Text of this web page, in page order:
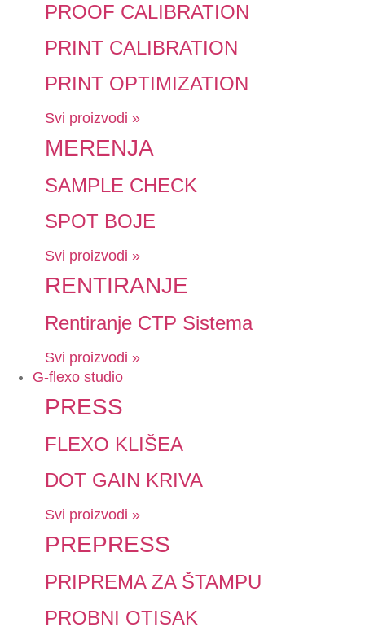
PROOF CALIBRATION
PRINT CALIBRATION
PRINT OPTIMIZATION
Svi proizvodi »
MERENJA
SAMPLE CHECK
SPOT BOJE
Svi proizvodi »
RENTIRANJE
Rentiranje CTP Sistema
Svi proizvodi »
G-flexo studio
PRESS
FLEXO KLIŠEA
DOT GAIN KRIVA
Svi proizvodi »
PREPRESS
PRIPREMA ZA ŠTAMPU
PROBNI OTISAK